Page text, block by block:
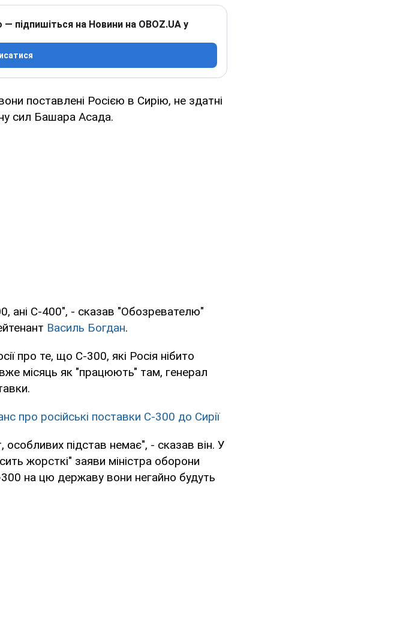
підпишіться на Новини на OBOZ.UA у
поставлені Росією в Сирію, не здатні
сил Башара Асада.
ані С-400", - сказав "Обозревателю"
Василь Богдан.
про те, що С-300, які Росія нібито
місяць як "працюють" там, генерал
про російські поставки С-300 до Сирії
підстав немає", - сказав він. У
жорсткі" заяви міністра оборони
на цю державу вони негайно будуть